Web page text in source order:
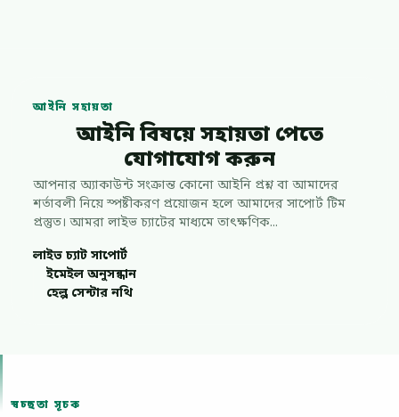
আইনি সহায়তা
আইনি বিষয়ে সহায়তা পেতে
যোগাযোগ করুন
আপনার অ্যাকাউন্ট সংক্রান্ত কোনো আইনি প্রশ্ন বা আমাদের
শর্তাবলী নিয়ে স্পষ্টীকরণ প্রয়োজন হলে আমাদের সাপোর্ট টিম
প্রস্তুত। আমরা লাইভ চ্যাটের মাধ্যমে তাৎক্ষণিক...
লাইভ চ্যাট সাপোর্ট
ইমেইল অনুসন্ধান
হেল্প সেন্টার নথি
স্বচ্ছতা সূচক